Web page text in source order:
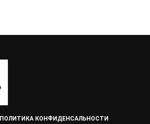
ПОЛИТИКА КОНФИДЕНСАЛЬНОСТИ